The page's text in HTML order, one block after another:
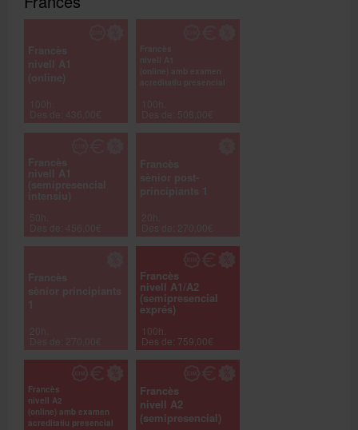
Francès
nivell A1/A2
(semipresencial
exprés)
100h.
Des de: 759,00€
Francès
nivell A2
(online) amb examen
acreditatiu presencial
Francès
nivell A2
(semipresencial)